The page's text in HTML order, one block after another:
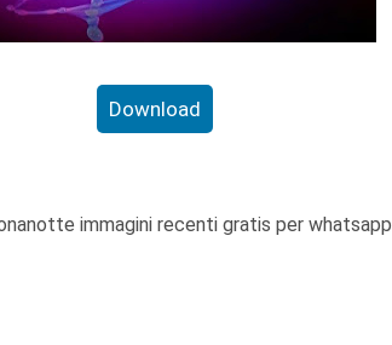
Download
immagini recenti gratis per whatsapp